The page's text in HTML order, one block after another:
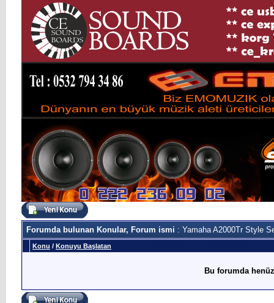
Forumda bulunan Konular, Forum ismi : Yamaha A2000Tr Style
Konu / Konuyu Başlatan
Bu forumda